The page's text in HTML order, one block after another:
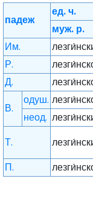
падеж
ед. ч.
муж. р.
Им.
Р.
Д.
В.
одуш.
неод.
Т.
П.